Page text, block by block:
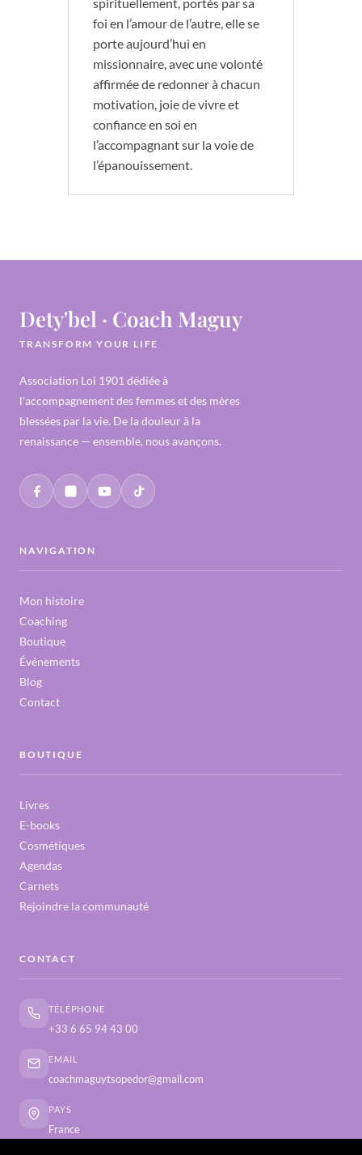
foi en l’amour de l’autre, elle se
porte aujourd’hui en
missionnaire, avec une volonté
affirmée de redonner à chacun
motivation, joie de vivre et
confiance en soi en
l’accompagnant sur la voie de
l’épanouissement.
Dety'bel · Coach Maguy
TRANSFORM YOUR LIFE
Association Loi 1901 dédiée à
l'accompagnement des femmes et des mères
blessées par la vie. De la douleur à la
renaissance — ensemble, nous avançons.
NAVIGATION
Mon histoire
Coaching
Boutique
Événements
Blog
Contact
BOUTIQUE
Livres
E-books
Cosmétiques
Agendas
Carnets
Rejoindre la communauté
CONTACT
TÉLÉPHONE
+33 6 65 94 43 00
EMAIL
coachmaguytsopedor@gmail.com
PAYS
France